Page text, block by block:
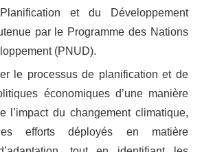
et du Développement
par le Programme des Nations
(PNUD).
le processus de planification et de
économiques d’une manière
l’impact du changement climatique,
efforts déployés en matière